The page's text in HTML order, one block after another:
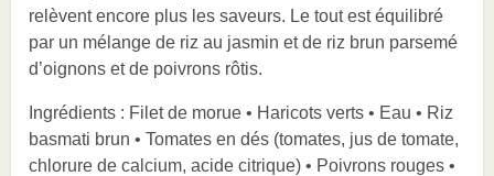
relèvent encore plus les saveurs. Le tout est équilibré
par un mélange de riz au jasmin et de riz brun parsemé
d’oignons et de poivrons rôtis.
Ingrédients : Filet de morue • Haricots verts • Eau • Riz
basmati brun • Tomates en dés (tomates, jus de tomate,
chlorure de calcium, acide citrique) • Poivrons rouges •